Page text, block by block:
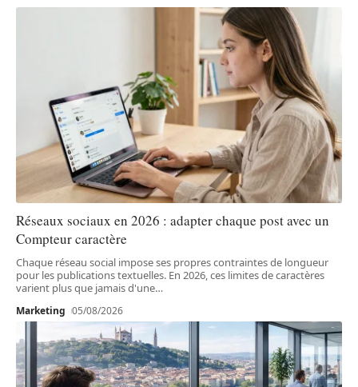
Réseaux sociaux en 2026 : adapter chaque post avec un
Compteur caractère
Chaque réseau social impose ses propres contraintes de longueur
pour les publications textuelles. En 2026, ces limites de caractères
varient plus que jamais d'une…
Marketing 05/08/2026